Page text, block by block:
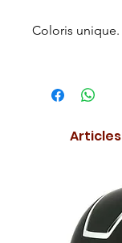
Coloris unique.